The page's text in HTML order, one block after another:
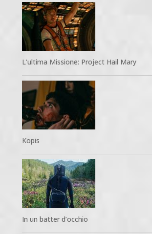
L’ultima Missione: Project Hail Mary
Kopis
In un batter d’occhio